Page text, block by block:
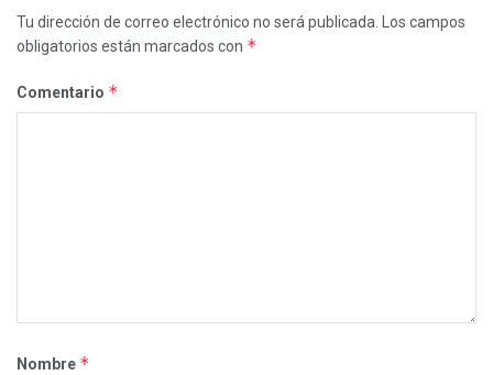
Tu dirección de correo electrónico no será publicada.
Los campos
obligatorios están marcados con *
Comentario *
Nombre *